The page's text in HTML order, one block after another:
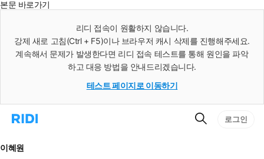
본문 바로가기
리디 접속이 원활하지 않습니다.
강제 새로 고침(Ctrl + F5)이나 브라우저 캐시 삭제를 진행해주세요.
계속해서 문제가 발생한다면 리디 접속 테스트를 통해 원인을 파악
하고 대응 방법을 안내드리겠습니다.
테스트 페이지로 이동하기
리
으
로
검
로그인
이혜원